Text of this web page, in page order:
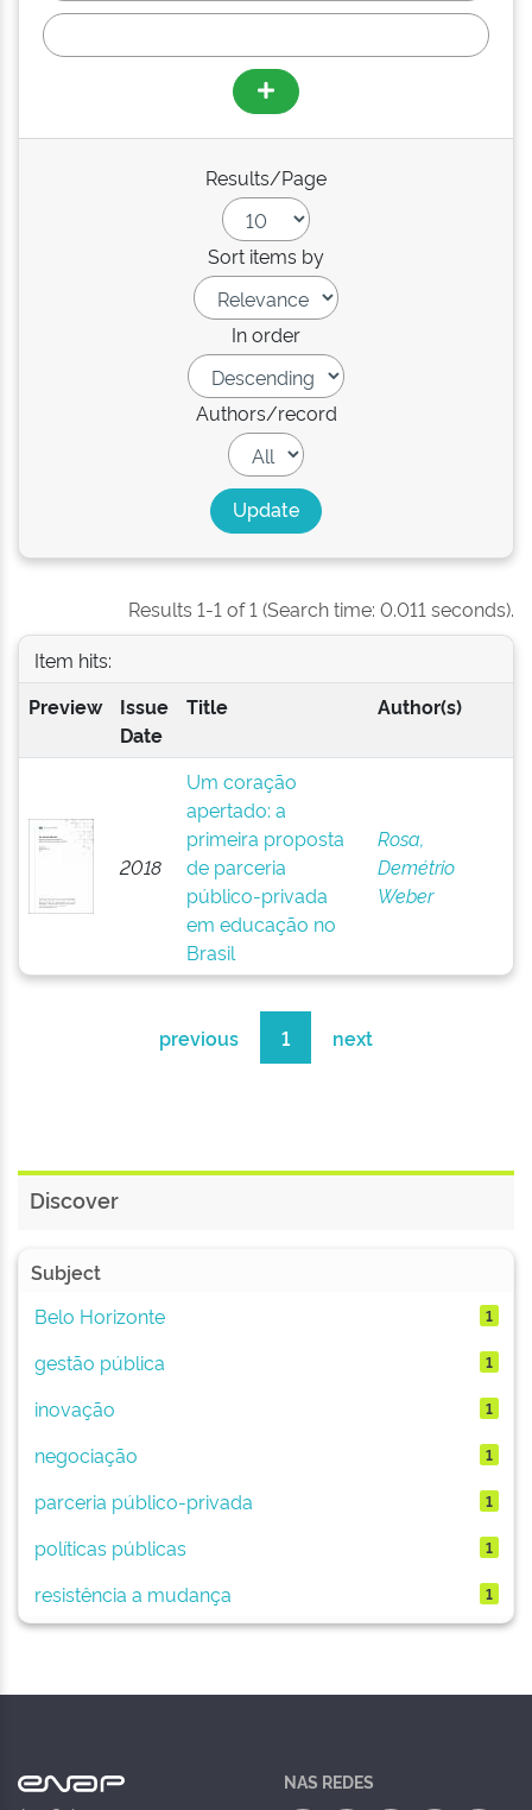
Results/Page
Sort items by
In order
Authors/record
Results 1-1 of 1 (Search time: 0.011 seconds).
Item hits:
Preview
Issue
Date
Title Author(s)
2018
Um coração
apertado: a
primeira proposta
de parceria
público-privada
em educação no
Brasil
Rosa,
Demétrio
Weber
previous 1 next
Discover
Subject
Belo Horizonte
1
gestão pública 1
inovação 1
negociação 1
parceria público-privada 1
políticas públicas 1
resistência a mudança 1
NAS REDES